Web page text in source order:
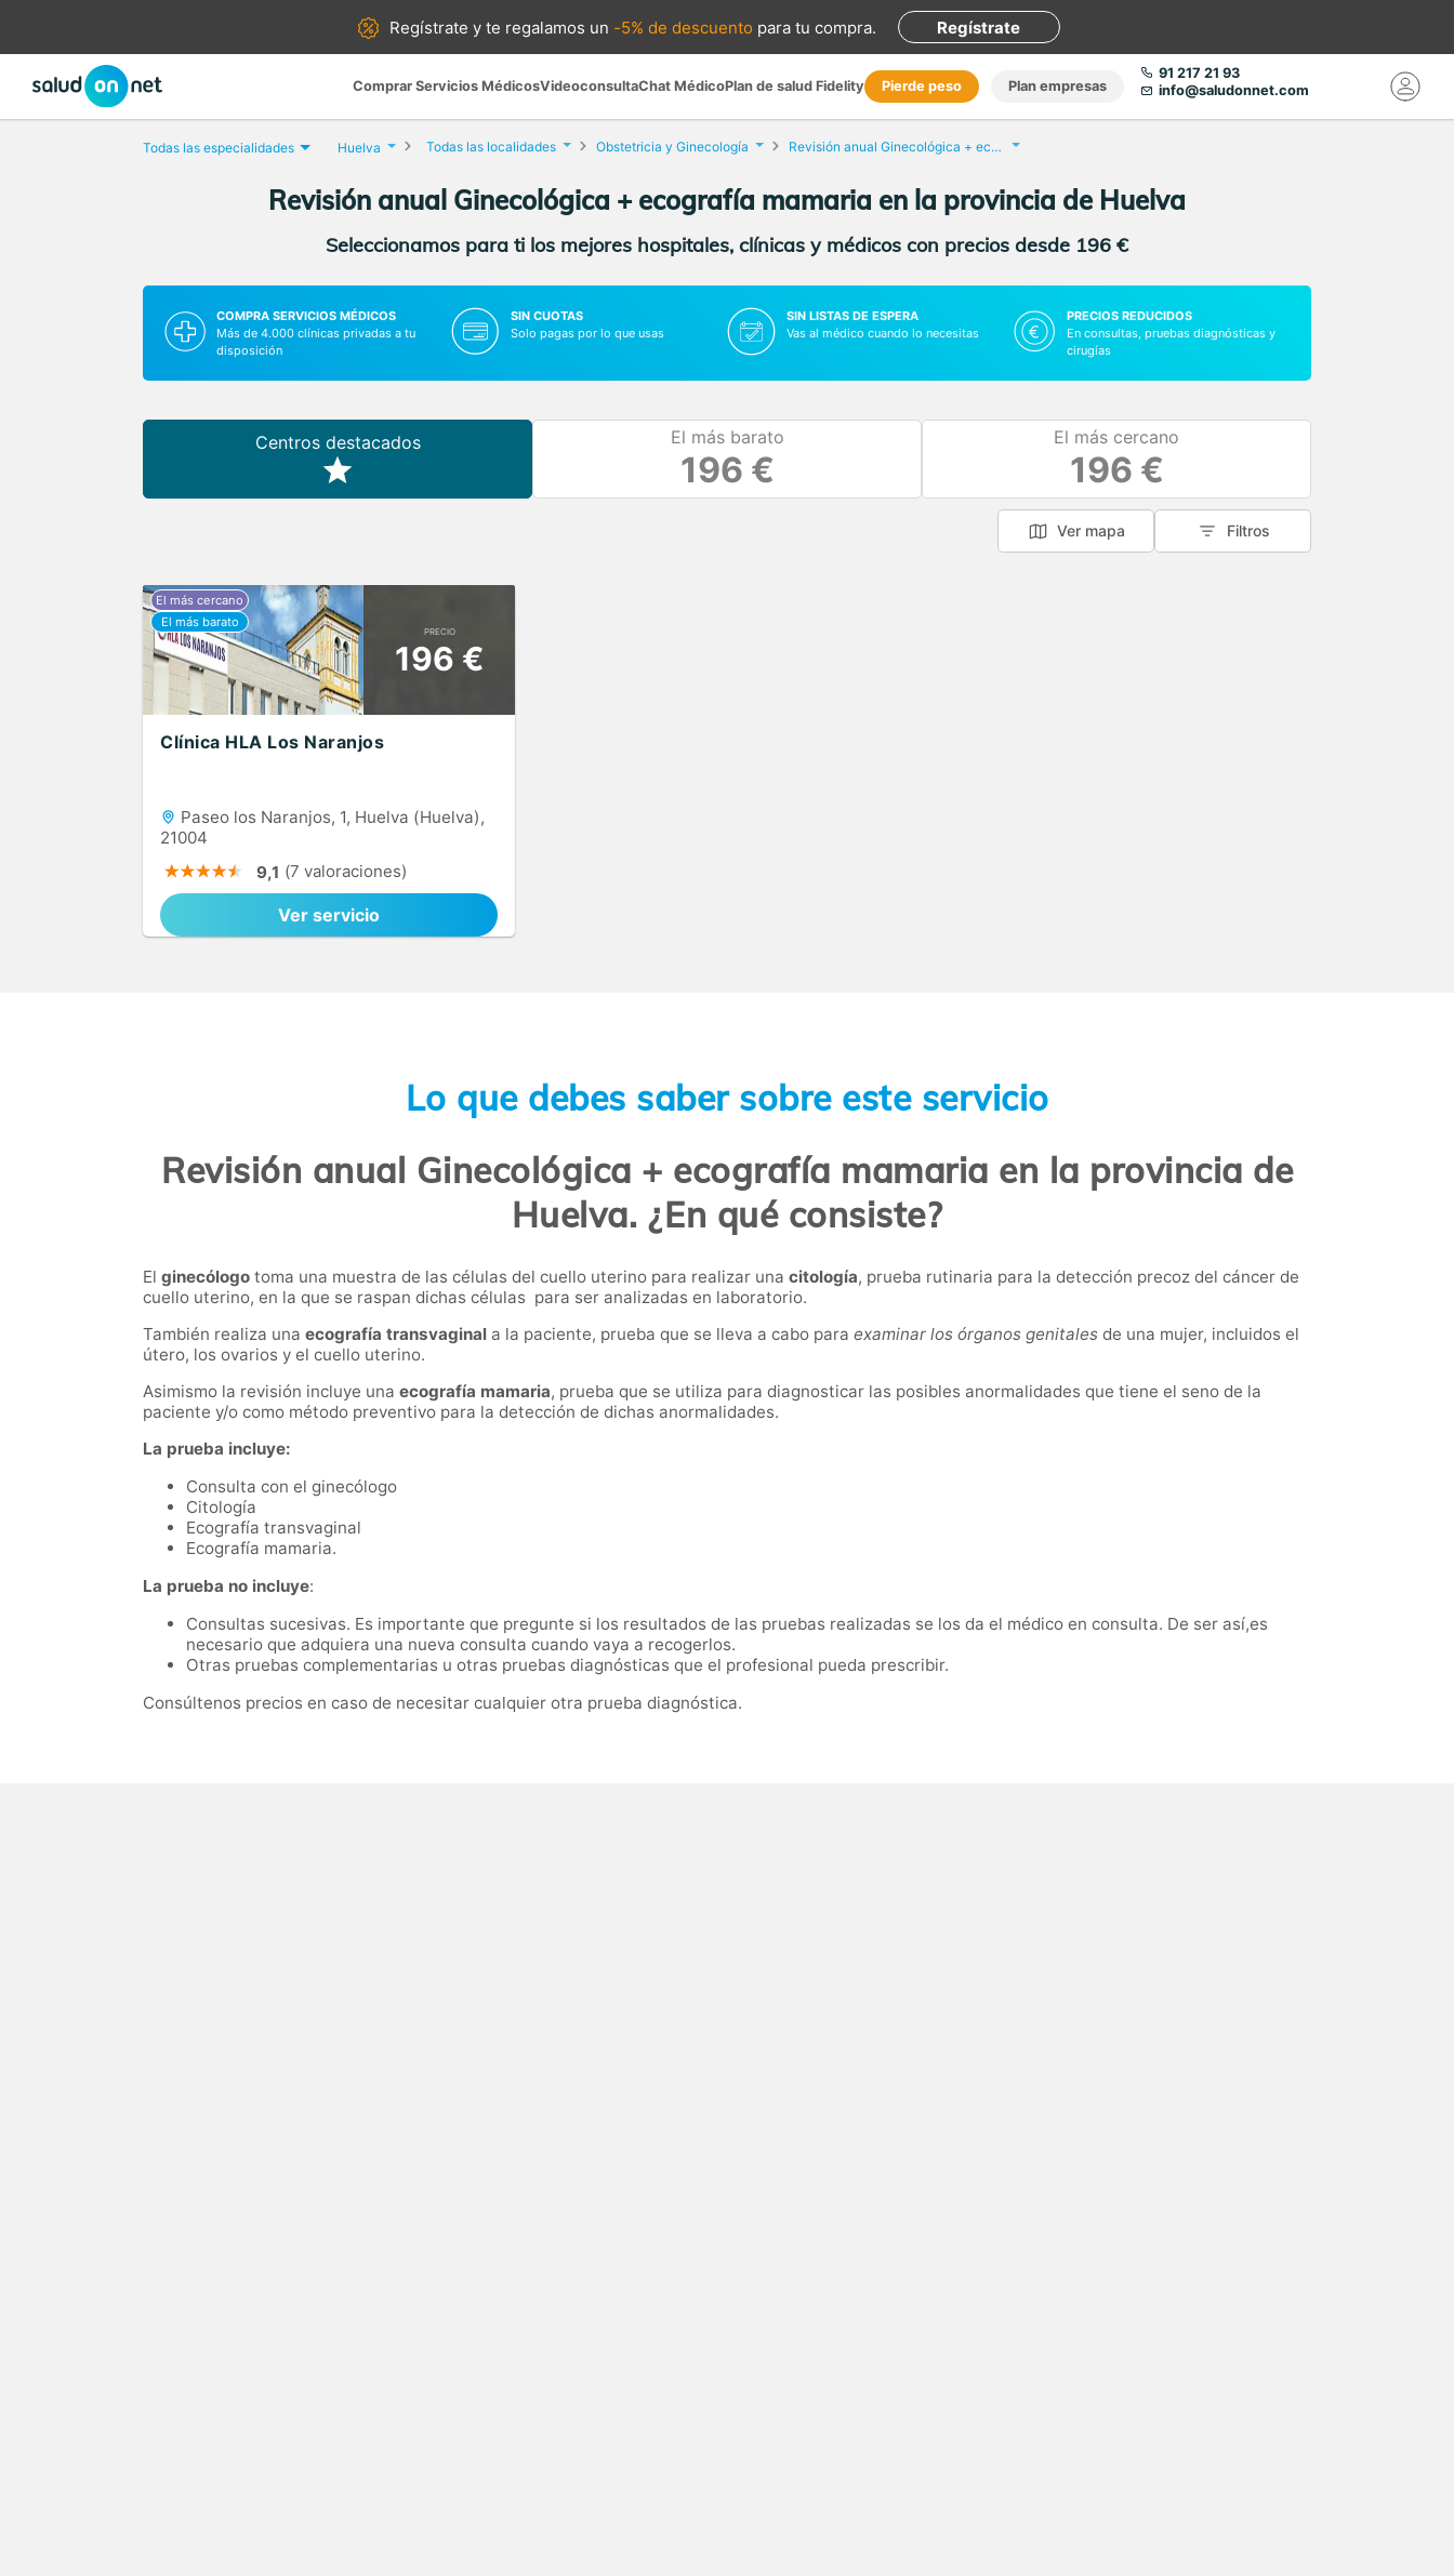
Regístrate yte regalamos un -5% de descuento para tu compra. Regístrate
Comprar Servicios MédicosVideoconsultaChat MédicoPlan de salud Fidelity Pierde peso Plan empresas
91 217 21 93
info@saludonnet.com
Todas las especialidades Huelva Todas las localidades Obstetricia y Ginecología Revisión anual Ginecológica + ecografía mamaria
Revisión anual Ginecológica + ecografía mamaria en la provincia de Huelva
Seleccionamos para ti los mejores hospitales, clínicas y médicos con precios desde 196 €
COMPRA SERVICIOS MÉDICOS
Más de 4.000 clínicas privadas a tu
disposición
SIN CUOTAS
Solo pagas por lo que usas
SIN LISTAS DE ESPERA
Vas al médico cuando lo necesitas
PRECIOS REDUCIDOS
En consultas, pruebas diagnósticas y
cirugías
Centros destacados El más barato
196 €
El más cercano
196 €
Ver mapa Filtros
PRECIO
196 €
Clínica HLA Los Naranjos
Paseo los Naranjos, 1, Huelva (Huelva),
21004
9,1 (7 valoraciones)
Ver servicio
Lo que debes saber sobre este servicio
Revisión anual Ginecológica + ecografía mamaria en la provincia de
Huelva. ¿En qué consiste?
El ginecólogo toma una muestra de las células del cuello uterino para realizar una citología, prueba rutinaria para la detección precoz del cáncer de
cuello uterino, en la que se raspan dichas células para ser analizadas en laboratorio.
También realiza una ecografía transvaginal a la paciente, prueba que se lleva a cabo para examinar los órganos genitales de una mujer, incluidos el
útero, los ovarios y el cuello uterino.
Asimismo la revisión incluye una ecografía mamaria, prueba que se utiliza para diagnosticar las posibles anormalidades que tiene el seno de la
paciente y/o como método preventivo para la detección de dichas anormalidades.
La prueba incluye:
Consulta con el ginecólogo
Citología
Ecografía transvaginal
Ecografía mamaria.
La prueba no incluye:
Consultas sucesivas. Es importante que pregunte si los resultados de las pruebas realizadas se los da el médico en consulta. De ser así,es
necesario que adquiera una nueva consulta cuando vaya a recogerlos.
Otras pruebas complementarias u otras pruebas diagnósticas que el profesional pueda prescribir.
Consúltenos precios en caso de necesitar cualquier otra prueba diagnóstica.